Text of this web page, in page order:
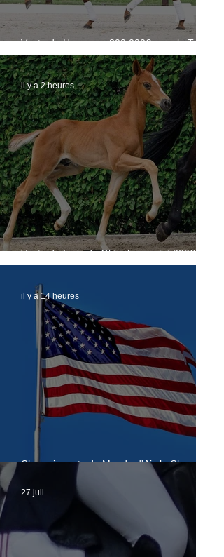
Vente du Hanovre : 300.000€ pour le Top
Price
Vente de foals du Oldenbourg: 57.000€
pour le Top Price
il y a 2 heures
Championnats du Monde d'Aix la Chapelle :
nouveau changement chez les américains
il y a 14 heures
27 juil.